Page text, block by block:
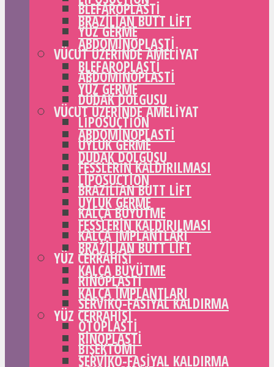
BLEFAROPLASTI
YÜZ GERME
VÜCUT ÜZERINDE AMELIYAT
ABDOMINOPLASTI
DUDAK DOLGUSU
LIPOSUCTION
UYLUK GERME
FESSLERIN KALDIRILMASI
BRAZILIAN BUTT LIFT
KALÇA BÜYÜTME
KALÇA IMPLANTLARI
YÜZ CERRAHISI
RINOPLASTI
SERVIKO-FASIYAL KALDIRMA
OTOPLASTI
BIŞEKTOMI
BRAZILIAN BUTT LIFT
ABDOMINOPLASTI
BLEFAROPLASTI
YÜZ GERME
VÜCUT ÜZERINDE AMELIYAT
ABDOMINOPLASTI
DUDAK DOLGUSU
LIPOSUCTION
UYLUK GERME
FESSLERIN KALDIRILMASI
BRAZILIAN BUTT LIFT
KALÇA BÜYÜTME
KALÇA IMPLANTLARI
YÜZ CERRAHISI
RINOPLASTI
SERVIKO-FASIYAL KALDIRMA